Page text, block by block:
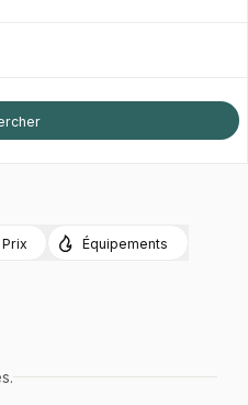
Prix Équipements